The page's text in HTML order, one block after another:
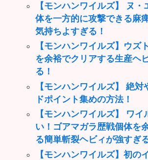
【モンハンワイルズ】 ヌ・
体を一方的に攻撃できる麻
気持ちよすぎる！
【モンハンワイルズ】ウズ
を余裕でクリアする生産ヘ
る！
【モンハンワイルズ】 絶
ドポイント集めの方法！
【モンハンワイルズ】 ワ
い！ゴアマガラ歴戦個体を
る簡単斬裂ヘビィが強すぎ
【モンハンワイルズ】初の